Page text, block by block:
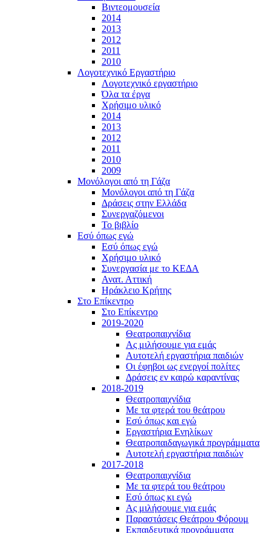
Βιντεομουσεία
2014
2013
2012
2011
2010
Λογοτεχνικό Εργαστήριο
Λογοτεχνικό εργαστήριο
Όλα τα έργα
Χρήσιμο υλικό
2014
2013
2012
2011
2010
2009
Μονόλογοι από τη Γάζα
Μονόλογοι από τη Γάζα
Δράσεις στην Ελλάδα
Συνεργαζόμενοι
To βιβλίο
Εσύ όπως εγώ
Εσύ όπως εγώ
Χρήσιμο υλικό
Συνεργασία με το ΚΕΔΑ
Ανατ. Αττική
Ηράκλειο Κρήτης
Στο Επίκεντρο
Στο Επίκεντρο
2019-2020
Θεατροπαιχνίδια
Ας μιλήσουμε για εμάς
Αυτοτελή εργαστήρια παιδιών
Οι έφηβοι ως ενεργοί πολίτες
Δράσεις εν καιρώ καραντίνας
2018-2019
Θεατροπαιχνίδια
Με τα φτερά του θεάτρου
Εσύ όπως και εγώ
Εργαστήρια Ενηλίκων
Θεατροπαιδαγωγικά προγράμματα
Αυτοτελή εργαστήρια παιδιών
2017-2018
Θεατροπαιχνίδια
Με τα φτερά του θεάτρου
Εσύ όπως κι εγώ
Ας μιλήσουμε για εμάς
Παραστάσεις Θεάτρου Φόρουμ
Εκπαιδευτικά προγράμματα